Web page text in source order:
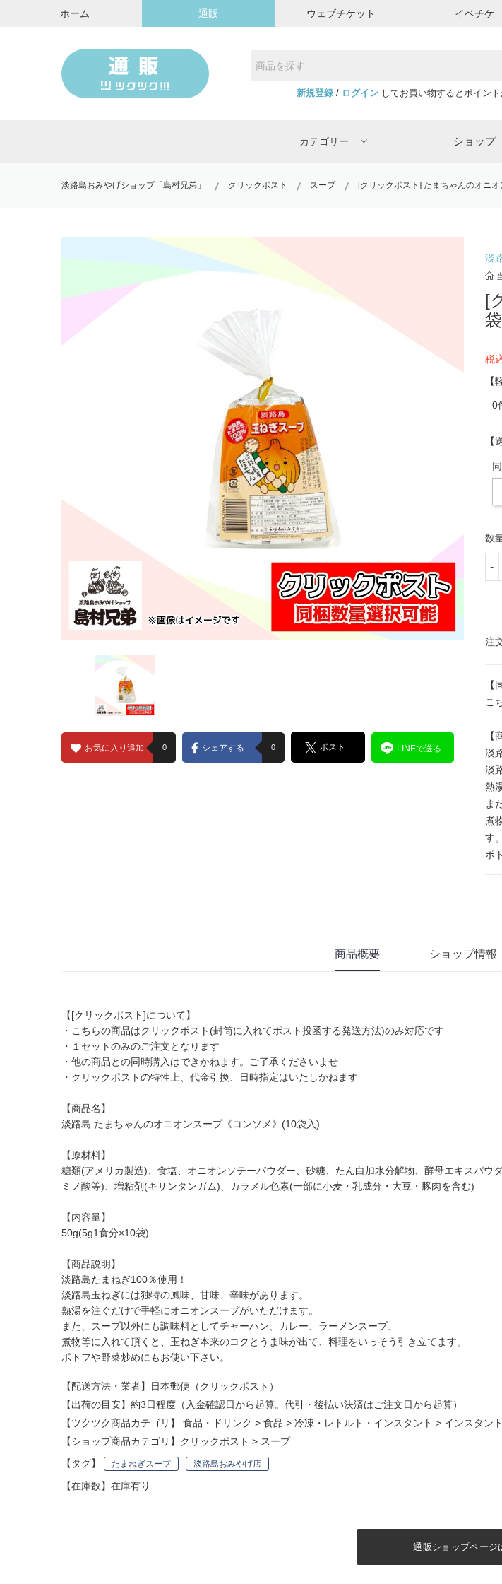
ホーム 通販 ウェブチケット イベチケ
新規登録/ ログインしてお買い物するとポイント
カテゴリー ショップ
淡路島おみやげショップ「島村兄弟」 クリックポスト スープ [クリックポスト] たまちゃんのオニ
お気に入り追加 0 シェアする 0 ポスト LINEで送る
淡
[
税
【
0
【
数
-
注
【
こ
【
淡
淡
熱
ま
煮
す。
ポ
商品概要 ショップ情報
【[クリックポスト]について】
・こちらの商品はクリックポスト(封筒に入れてポスト投函する発送方法)のみ対応です
・１セットのみのご注文となります
・他の商品との同時購入はできかねます。ご了承くださいませ
・クリックポストの特性上、代金引換、日時指定はいたしかねます
【商品名】
淡路島 たまちゃんのオニオンスープ《コンソメ》(10袋入)
【原材料】
糖類(アメリカ製造)、食塩、オニオンソテーパウダー、砂糖、たん白加水分解物、酵母エキスパ
ミノ酸等)、増粘剤(キサンタンガム)、カラメル色素(一部に小麦・乳成分・大豆・豚肉を含む)
【内容量】
50g(5g1食分×10袋)
【商品説明】
淡路島たまねぎ100％使用！
淡路島玉ねぎには独特の風味、甘味、辛味があります。
熱湯を注ぐだけで手軽にオニオンスープがいただけます。
また、スープ以外にも調味料としてチャーハン、カレー、ラーメンスープ、
煮物等に入れて頂くと、玉ねぎ本来のコクとうま味が出て、料理をいっそう引き立てます。
ポトフや野菜炒めにもお使い下さい。
【配送方法・業者】日本郵便（クリックポスト）
【出荷の目安】約3日程度（入金確認日から起算。代引・後払い決済はご注文日から起算）
【ツクツク商品カテゴリ】 食品・ドリンク > 食品 > 冷凍・レトルト・インスタント > インスタント
【ショップ商品カテゴリ】 クリックポスト > スープ
【タグ】
たまねぎスープ 淡路島おみやげ店
【在庫数】在庫有り
通販ショップページ